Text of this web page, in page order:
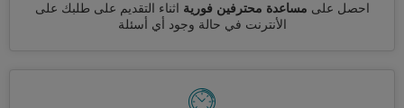
احصل على مساعدة محترفين فورية اثناء التقديم على طلبك على
الأنترنت في حالة وجود أي أسئلة